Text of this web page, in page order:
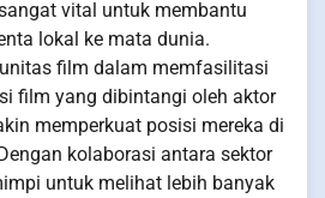
vital untuk membantu
lokal ke mata dunia.
film dalam memfasilitasi
film yang dibintangi oleh aktor
memperkuat posisi mereka di
kolaborasi antara sektor
untuk melihat lebih banyak